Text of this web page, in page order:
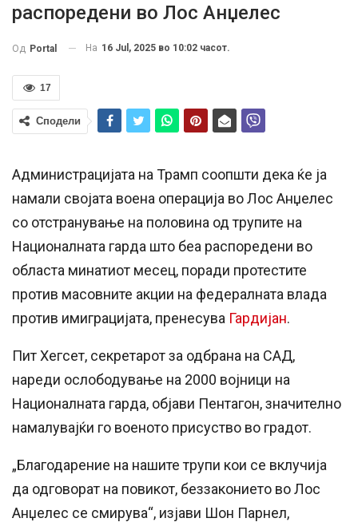
распоредени во Лос Анџелес
Од Portal На 16 Jul, 2025 во 10:02 часот.
17
Сподели
Администрацијата на Трамп соопшти дека ќе ја
намали својата воена операција во Лос Анџелес
со отстранување на половина од трупите на
Националната гарда што беа распоредени во
областа минатиот месец, поради протестите
против масовните акции на федералната влада
против имиграцијата, пренесува Гардијан.
Пит Хегсет, секретарот за одбрана на САД,
нареди ослободување на 2000 војници на
Националната гарда, објави Пентагон, значително
намалувајќи го военото присуство во градот.
„Благодарение на нашите трупи кои се вклучија
да одговорат на повикот, беззаконието во Лос
Анџелес се смирува“, изјави Шон Парнел,